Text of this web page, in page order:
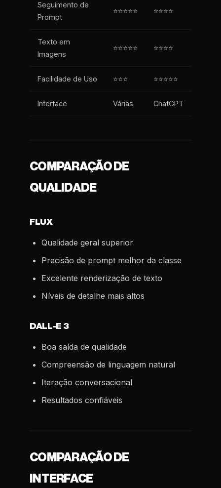
Seguimento de
Prompt
⭐⭐⭐⭐⭐ ⭐⭐⭐⭐
Texto em
Imagens
⭐⭐⭐⭐⭐ ⭐⭐⭐⭐
Facilidade de Uso ⭐⭐⭐ ⭐⭐⭐⭐⭐
Interface Várias ChatGPT
COMPARAÇÃO DE
QUALIDADE
FLUX
Qualidade geral superior
Precisão de prompt melhor da classe
Excelente renderização de texto
Níveis de detalhe mais altos
DALL-E 3
Boa saída de qualidade
Compreensão de linguagem natural
Iteração conversacional
Resultados confiáveis
COMPARAÇÃO DE
INTERFACE